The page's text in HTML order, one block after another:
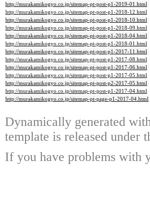
http://murakamikogyo.co.jp/sitemap-pt-post-p1-2019-01.html
http://murakamikogyo.co.jp/sitemap-pt-post-p1-2018-12.html
http://murakamikogyo.co.jp/sitemap-pt-post-p1-2018-10.html
http://murakamikogyo.co.jp/sitemap-pt-post-p1-2018-09.html
http://murakamikogyo.co.jp/sitemap-pt-post-p1-2018-04.html
http://murakamikogyo.co.jp/sitemap-pt-post-p1-2018-01.html
http://murakamikogyo.co.jp/sitemap-pt-post-p1-2017-11.html
http://murakamikogyo.co.jp/sitemap-pt-post-p1-2017-08.html
http://murakamikogyo.co.jp/sitemap-pt-post-p1-2017-06.html
http://murakamikogyo.co.jp/sitemap-pt-post-p1-2017-05.html
http://murakamikogyo.co.jp/sitemap-pt-post-p2-2017-05.html
http://murakamikogyo.co.jp/sitemap-pt-post-p1-2017-04.html
http://murakamikogyo.co.jp/sitemap-pt-page-p1-2017-04.html
Dynamically generated
template is released under
If you have problems with